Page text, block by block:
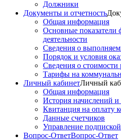
Должники
Документы и отчетность
Общая информация
Основные показатели
деятельности
Сведения о
Порядок и условия
Сведения о стоимости
Тарифы на
Личный кабинетЛичный
Общая информация
История начислений и
Квитанция на оплату
Данные счетчиков
Управление подпиской
Вопрос-ОтветВопрос-Ответ